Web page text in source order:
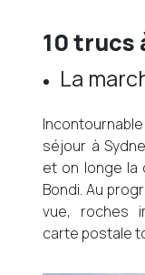
10 trucs
La
séjour à
et on longe la
Bondi. Au
vue, roches
carte postale